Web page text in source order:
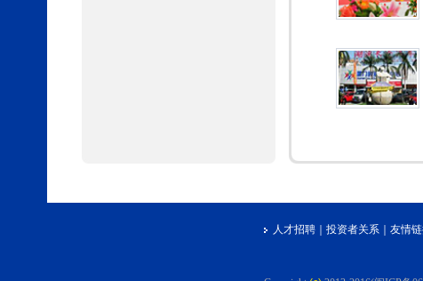
人才招聘 投资者关系 友情